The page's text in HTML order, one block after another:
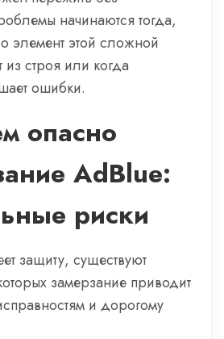
начинаются тогда,
элемент этой сложной
строя или когда
ошибки.
опасно
AdBlue:
риски
защиту, существуют
замерзание приводит
и дорогому